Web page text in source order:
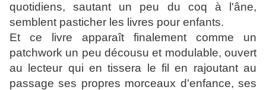
quotidiens, sautant un peu du coq à l'âne,
semblent pasticher les livres pour enfants.
Et ce livre apparaît finalement comme un
patchwork un peu décousu et modulable, ouvert
au lecteur qui en tissera le fil en rajoutant au
passage ses propres morceaux d'enfance, ses